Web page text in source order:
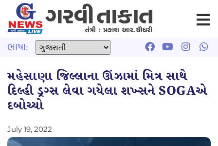
ભાષા:
મહેસાણા જિલ્લાના ઊંઝામાં મિત્ર સાથે
દિલ્હી ડ્રગ્સ લેવા ગયેલા શખ્સને SOGAએ
દબોચ્યો
July 19, 2022